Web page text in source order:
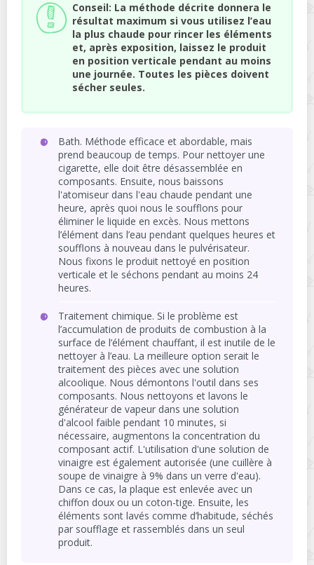
Conseil: La méthode décrite donnera le
résultat maximum si vous utilisez l’eau
la plus chaude pour rincer les éléments
et, après exposition, laissez le produit
en position verticale pendant au moins
une journée. Toutes les pièces doivent
sécher seules.
Bath. Méthode efficace et abordable, mais
prend beaucoup de temps. Pour nettoyer une
cigarette, elle doit être désassemblée en
composants. Ensuite, nous baissons
l'atomiseur dans l'eau chaude pendant une
heure, après quoi nous le soufflons pour
éliminer le liquide en excès. Nous mettons
l’élément dans l’eau pendant quelques heures et
soufflons à nouveau dans le pulvérisateur.
Nous fixons le produit nettoyé en position
verticale et le séchons pendant au moins 24
heures.
Traitement chimique. Si le problème est
l’accumulation de produits de combustion à la
surface de l’élément chauffant, il est inutile de le
nettoyer à l’eau. La meilleure option serait le
traitement des pièces avec une solution
alcoolique. Nous démontons l'outil dans ses
composants. Nous nettoyons et lavons le
générateur de vapeur dans une solution
d'alcool faible pendant 10 minutes, si
nécessaire, augmentons la concentration du
composant actif. L'utilisation d'une solution de
vinaigre est également autorisée (une cuillère à
soupe de vinaigre à 9% dans un verre d'eau).
Dans ce cas, la plaque est enlevée avec un
chiffon doux ou un coton-tige. Ensuite, les
éléments sont lavés comme d’habitude, séchés
par soufflage et rassemblés dans un seul
produit.